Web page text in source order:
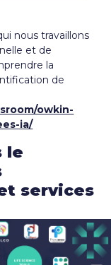
nous travaillons
et de
la
de
owkin-
ia/
le
services